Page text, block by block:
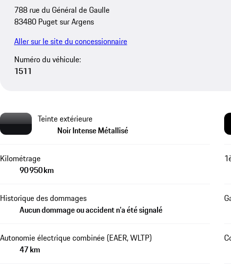
788 rue du Général de Gaulle
83480 Puget sur Argens
Aller sur le site du concessionnaire
Numéro du véhicule:
1511
Teinte extérieure
Noir Intense Métallisé
Kilométrage
90 950 km
Historique des dommages
Aucun dommage ou accident n'a été signalé
Autonomie électrique combinée (EAER, WLTP)
47 km